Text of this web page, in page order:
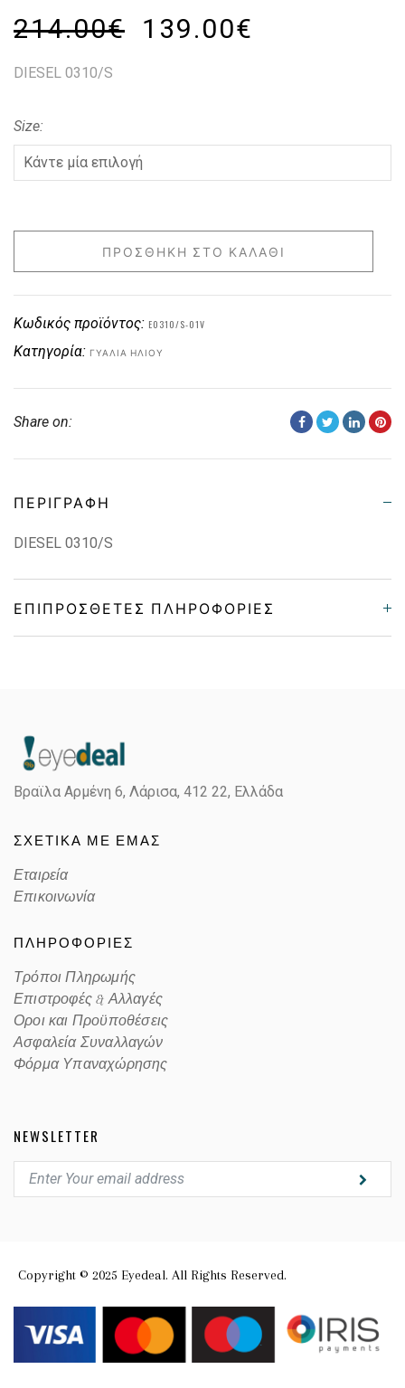
214.00€ 139.00€
DIESEL 0310/S
Size
ΠΡΟΣΘΉΚΗ ΣΤΟ ΚΑΛΆΘΙ
Κωδικός προϊόντος: E0310/S-01V
Κατηγορία: ΓΥΑΛΙΆ ΗΛΊΟΥ
Share on:
ΠΕΡΙΓΡΑΦΉ
DIESEL 0310/S
ΕΠΙΠΡΌΣΘΕΤΕΣ ΠΛΗΡΟΦΟΡΊΕΣ
Color
Lens Color BLUE
Color code
Βραϊλα Αρμένη 6, Λάρισα, 412 22, Ελλάδα
ΣΧΕΤΙΚΑ ΜΕ ΕΜΑΣ
Εταιρεία
Επικοινωνία
ΠΛΗΡΟΦΟΡΙΕΣ
Τρόποι Πληρωμής
Επιστροφές & Αλλαγές
Οροι και Προϋποθέσεις
Ασφαλεία Συναλλαγών
Φόρμα Υπαναχώρησης
NEWSLETTER
Copyright © 2025 Eyedeal. All Rights Reserved.